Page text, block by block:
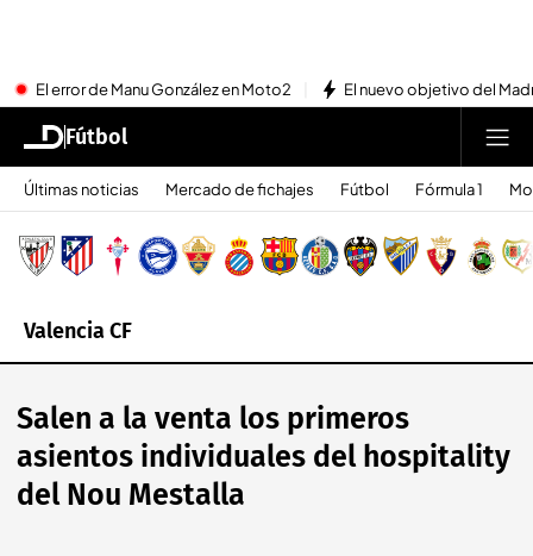
El error de Manu González en Moto2 El nuevo objetivo del
Fútbol
Últimas noticias Mercado de fichajes Fútbol Fórmula 1
Valencia CF
Salen a la venta los primeros
asientos individuales del hospitality
del Nou Mestalla